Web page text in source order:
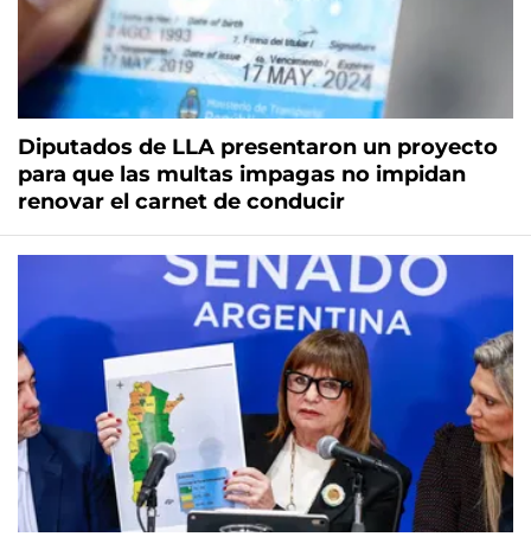
Diputados de LLA presentaron un proyecto
para que las multas impagas no impidan
renovar el carnet de conducir